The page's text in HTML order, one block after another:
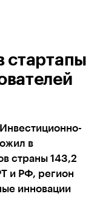
стартапы
в
страны 143,2
и РФ, регион
инновации